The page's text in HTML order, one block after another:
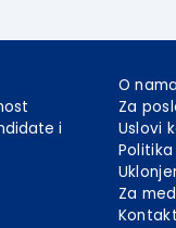
i
O nama
Za
Uslovi
Za
Kontakt